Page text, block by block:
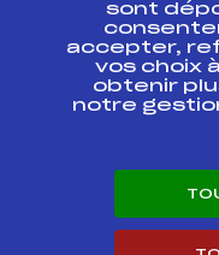
Antidopage
Pôle
Scientifique
Listes
Pôle vie de
Enseignement
Carrières
sont
accepter,
vos choix
obtenir
notre